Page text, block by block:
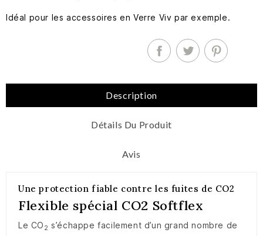
Idéal pour les accessoires en Verre Viv par exemple.
Description
Détails Du Produit
Avis
Une protection fiable contre les fuites de CO2
Flexible spécial CO2 Softflex
Le CO 2 s’échappe facilement d’un grand nombre de